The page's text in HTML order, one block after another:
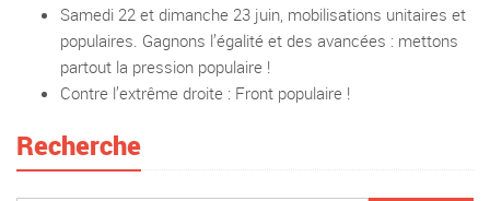
Samedi 22 et dimanche 23 juin, mobilisations unitaires et
populaires. Gagnons l’égalité et des avancées : mettons
partout la pression populaire !
Contre l’extrême droite : Front populaire !
Recherche